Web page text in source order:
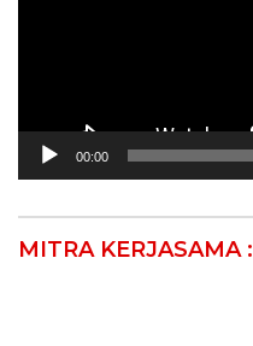
00:00
MITRA KERJASAMA :